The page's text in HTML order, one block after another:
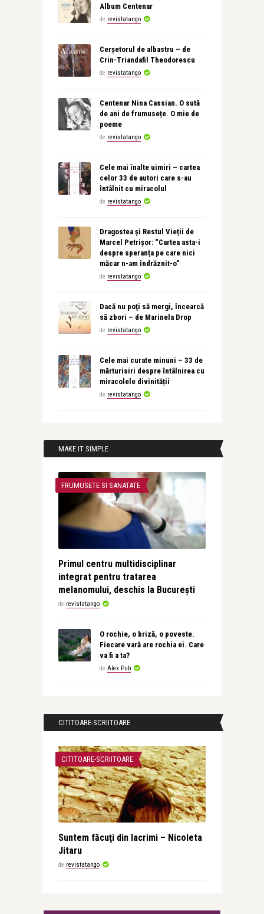
Album Centenar
de revistatango
Cerșetorul de albastru – de
Crin-Triandafil Theodorescu
de revistatango
Centenar Nina Cassian. O sută
de ani de frumusețe. O mie de
poeme
de revistatango
Cele mai înalte uimiri – cartea
celor 33 de autori care s-au
întâlnit cu miracolul
de revistatango
Dragostea și Restul Vieții de
Marcel Petrișor: “Cartea asta-i
despre speranța pe care nici
măcar n-am îndrăznit-o”
de revistatango
Dacă nu poţi să mergi, încearcă
să zbori – de Marinela Drop
de revistatango
Cele mai curate minuni – 33 de
mărturisiri despre întâlnirea cu
miracolele divinității
de revistatango
MAKE IT SIMPLE
FRUMUSETE SI SANATATE
Primul centru multidisciplinar
integrat pentru tratarea
melanomului, deschis la București
de revistatango
O rochie, o briză, o poveste.
Fiecare vară are rochia ei. Care
va fi a ta?
de Alex Pub
CITITOARE-SCRIITOARE
CITITOARE-SCRIITOARE
Suntem făcuţi din lacrimi – Nicoleta
Jitaru
de revistatango